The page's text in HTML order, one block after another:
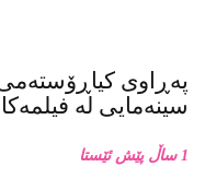
سینەمایی لە